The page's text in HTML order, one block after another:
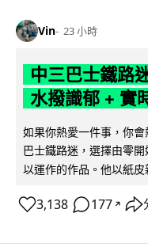
Vin 23 小時
中三巴士鐵路
水撥識郁 + 實
如果你熱愛一件事，你
巴士鐵路迷，選擇由零
以運作的作品。他以紙
3,138 177 ↗